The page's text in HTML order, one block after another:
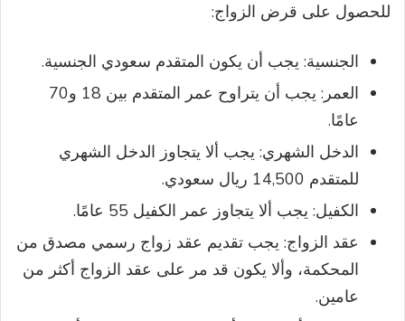
للحصول على قرض الزواج:
الجنسية: يجب أن يكون المتقدم سعودي الجنسية.
العمر: يجب أن يتراوح عمر المتقدم بين 18 و70
عامًا.
الدخل الشهري: يجب ألا يتجاوز الدخل الشهري
للمتقدم 14,500 ريال سعودي.
الكفيل: يجب ألا يتجاوز عمر الكفيل 55 عامًا.
عقد الزواج: يجب تقديم عقد زواج رسمي مصدق من
المحكمة، وألا يكون قد مر على عقد الزواج أكثر من
عامين.